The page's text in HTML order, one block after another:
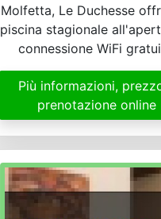
Molfetta, Le Duchesse
piscina stagionale
connessione WiFi
Più informazioni,
prenotazione online